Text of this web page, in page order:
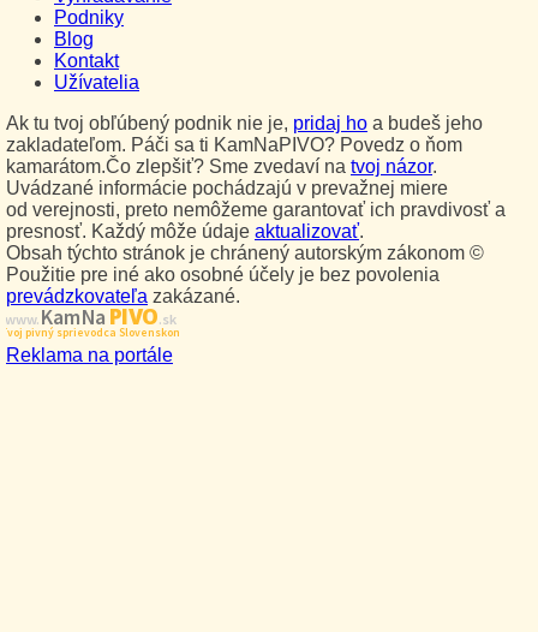
Podniky
Blog
Kontakt
Užívatelia
Ak tu tvoj obľúbený podnik nie je, pridaj ho a budeš jeho
zakladateľom. Páči sa ti KamNaPIVO? Povedz o ňom
kamarátom.Čo zlepšiť? Sme zvedaví na tvoj názor.
Uvádzané informácie pochádzajú v prevažnej miere
od verejnosti, preto nemôžeme garantovať ich pravdivosť a
presnosť. Každý môže údaje aktualizovať.
Obsah týchto stránok je chránený autorským zákonom ©
Použitie pre iné ako osobné účely je bez povolenia
prevádzkovateľa zakázané.
www.Kam NaPIVO.sk
Tvoj pivný sprievodca Slovenskom
Reklama na portále